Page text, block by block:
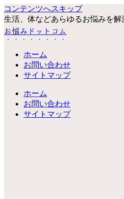
コンテンツへスキップ
生活、体などあらゆるお悩みを解
お悩みドットコム
ホーム
お問い合わせ
サイトマップ
ホーム
お問い合わせ
サイトマップ